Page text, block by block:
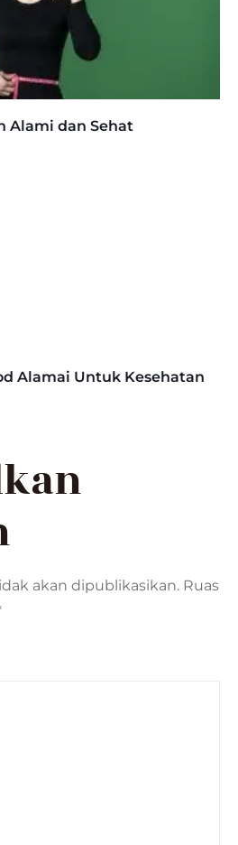
Alami dan Sehat
Alamai Untuk Kesehatan
akan dipublikasikan. Ruas